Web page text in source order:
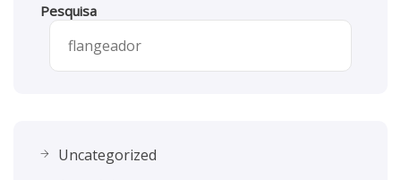
Pesquisa
Uncategorized